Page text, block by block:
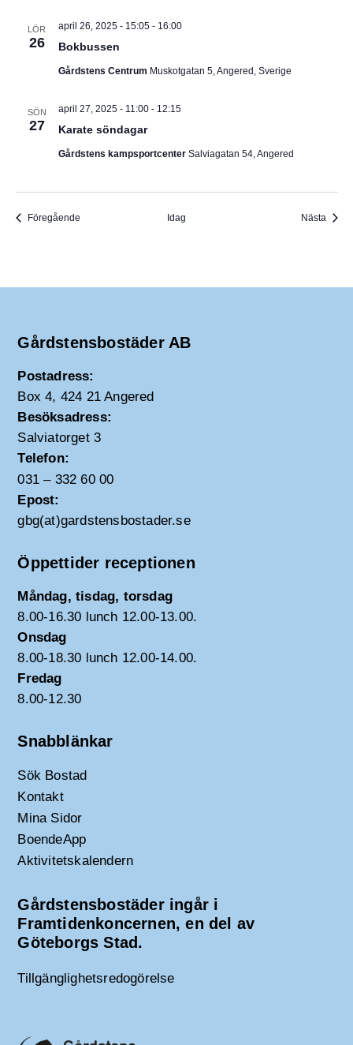
LÖR
26 Bokbussen
april 26, 2025 - 15:05- 16:00
Gårdstens Centrum Muskotgatan 5, Angered, Sverige
SÖN
27 Karate söndagar
april 27, 2025 - 11:00- 12:15
Gårdstens kampsportcenter Salviagatan 54, Angered
FöregåendeEvenemang Idag Nästa
Gårdstensbostäder AB
Postadress:
Box 4, 424 21 Angered
Besöksadress:
Salviatorget 3
Telefon:
031 – 332 60 00
Epost:
gbg(at)gardstensbostader.se
Öppettider receptionen
Måndag, tisdag, torsdag
8.00-16.30 lunch 12.00-13.00.
Onsdag
8.00-18.30 lunch 12.00-14.00.
Fredag
8.00-12.30
Snabblänkar
Sök Bostad
Kontakt
Mina Sidor
BoendeApp
Aktivitetskalendern
Gårdstensbostäder ingår i
Framtidenkoncernen, en del av
Göteborgs Stad.
Tillgänglighetsredogörelse